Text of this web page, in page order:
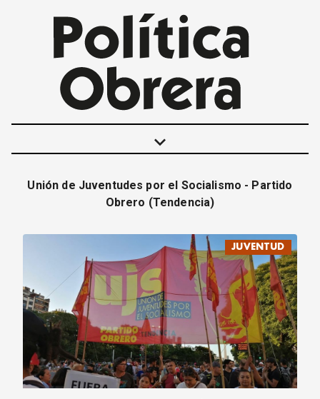
keyboard_arrow_down
POLÍTICAS
MOVIMIENTO OBRERO
MUJER
ECONOMÍA
SOCIEDAD Y CULTURA
JUVENTUD
CORREO DE LECTORES
DEBATE
ARCHIVO
DECLARACIONES
Unión de Juventudes por el Socialismo - Partido
Obrero (Tendencia)
JUVENTUD